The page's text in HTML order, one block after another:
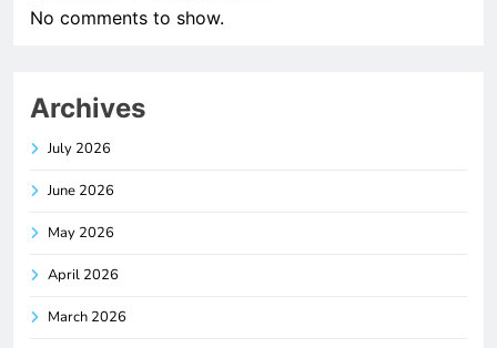
No comments to show.
Archives
July 2026
June 2026
May 2026
April 2026
March 2026